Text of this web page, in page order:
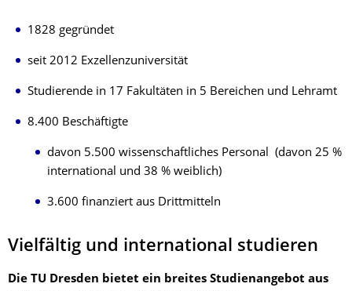
1828 gegründet
seit 2012 Exzellenzuniversität
Studierende in 17 Fakultäten in 5 Bereichen und Lehramt
8.400 Beschäftigte
davon 5.500 wissenschaftliches Personal (davon 25 %
international und 38 % weiblich)
3.600 finanziert aus Drittmitteln
Vielfältig und international studieren
Die TU Dresden bietet ein breites Studienangebot aus